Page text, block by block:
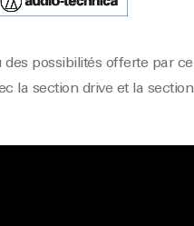
des possibilités offerte par ce
la section drive et la section